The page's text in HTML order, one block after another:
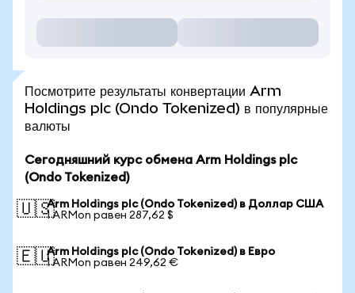
Посмотрите результаты конвертации Arm
Holdings plc (Ondo Tokenized) в популярные
валюты
Сегодняшний курс обмена Arm Holdings plc
(Ondo Tokenized)
🇺🇸Arm Holdings plc (Ondo Tokenized) в Доллар США
1 ARMon равен 287,62 $
🇪🇺Arm Holdings plc (Ondo Tokenized) в Евро
1 ARMon равен 249,62 €